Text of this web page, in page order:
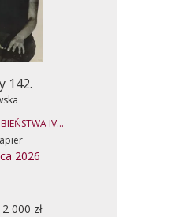
142.
IV...
2026
000 zł